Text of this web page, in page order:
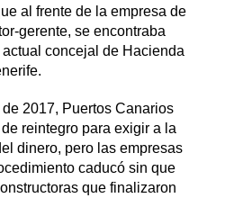
al frente de la empresa de
gerente, se encontraba
concejal de Hacienda
2017, Puertos Canarios
reintegro para exigir a la
dinero, pero las empresas
caducó sin que
que finalizaron